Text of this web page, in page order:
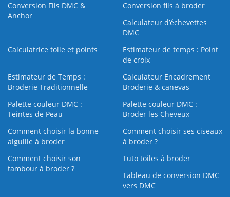
Conversion Fils DMC &
Anchor
Conversion fils à broder
Calculateur d’échevettes
DMC
Calculatrice toile et points
Estimateur de temps : Point
de croix
Estimateur de Temps :
Broderie Traditionnelle
Calculateur Encadrement
Broderie & canevas
Palette couleur DMC :
Teintes de Peau
Palette couleur DMC :
Broder les Cheveux
Comment choisir la bonne
aiguille à broder
Comment choisir ses ciseaux
à broder ?
Comment choisir son
tambour à broder ?
Tuto toiles à broder
Tableau de conversion DMC
vers DMC